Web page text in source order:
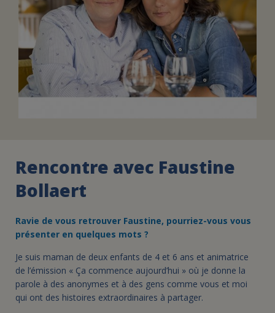
Rencontre avec Faustine
Bollaert
Ravie de vous retrouver Faustine, pourriez-vous vous
présenter en quelques mots ?
Je suis maman de deux enfants de 4 et 6 ans et animatrice
de l’émission « Ça commence aujourd’hui » où je donne la
parole à des anonymes et à des gens comme vous et moi
qui ont des histoires extraordinaires à partager.